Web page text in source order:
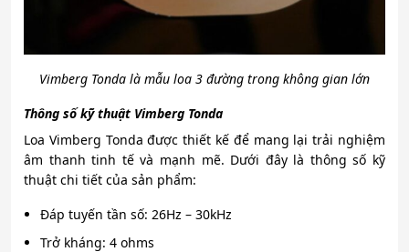
Vimberg Tonda là mẫu loa 3 đường trong không gian lớn
Thông số kỹ thuật Vimberg Tonda
Loa Vimberg Tonda được thiết kế để mang lại trải nghiệm
âm thanh tinh tế và mạnh mẽ. Dưới đây là thông số kỹ
thuật chi tiết của sản phẩm:
Đáp tuyến tần số: 26Hz – 30kHz
Trở kháng: 4 ohms